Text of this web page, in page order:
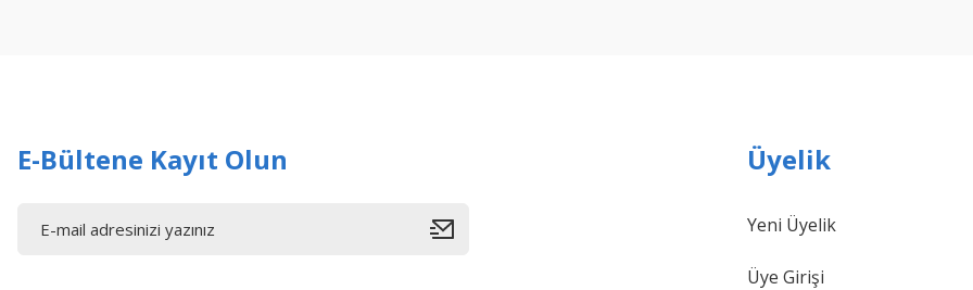
E-Bültene Kayıt Olun Üyelik
Yeni Üyelik
Üye Girişi